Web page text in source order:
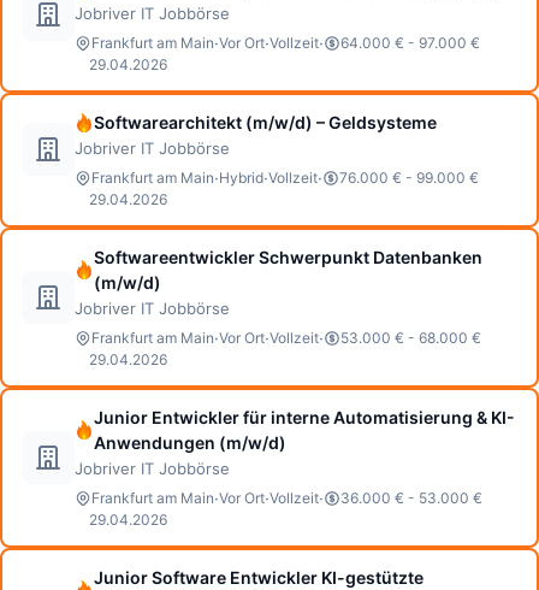
Jobriver IT Jobbörse
Frankfurt am Main·Vor Ort·Vollzeit·
64.000 € - 97.000 €
29.04.2026
Softwarearchitekt (m/w/d) – Geldsysteme
Jobriver IT Jobbörse
Frankfurt am Main·Hybrid·Vollzeit·
76.000 € - 99.000 €
29.04.2026
Softwareentwickler Schwerpunkt Datenbanken
(m/w/d)
Jobriver IT Jobbörse
Frankfurt am Main·Vor Ort·Vollzeit·
53.000 € - 68.000 €
29.04.2026
Junior Entwickler für interne Automatisierung & KI-
Anwendungen (m/w/d)
Jobriver IT Jobbörse
Frankfurt am Main·Vor Ort·Vollzeit·
36.000 € - 53.000 €
29.04.2026
Junior Software Entwickler KI-gestützte